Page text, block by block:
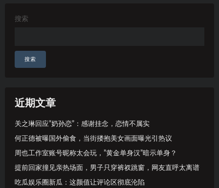
搜索
搜索
近期文章
关之琳回应”奶孙恋”：感谢挂念，恋情不属实
何正德被曝国外偷食，当街搂抱美女画面曝光引热议
周也工作室账号昵称太会玩，”黄金单身汉”暗示单身？
提前回家撞见亲热场面，男子只穿裤衩跳窗，网友直呼太离谱
吃瓜娱乐圈新瓜：这颜值让评论区彻底沦陷